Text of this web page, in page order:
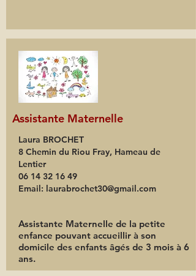
Assistante Maternelle
Laura BROCHET
8 Chemin du Riou Fray, Hameau de
Lentier
06 14 32 16 49
Email: laurabrochet30@gmail.com
Assistante Maternelle de la petite
enfance pouvant accueillir à son
domicile des enfants âgés de 3 mois à 6
ans.